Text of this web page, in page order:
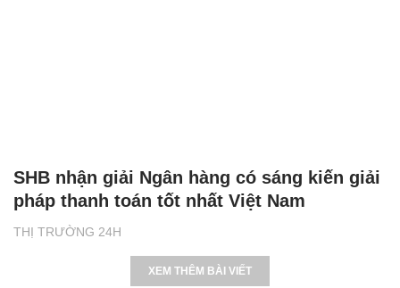
THỊ TRƯỜNG 24H
SHB nhận giải Ngân hàng có sáng kiến giải
pháp thanh toán tốt nhất Việt Nam
XEM THÊM BÀI VIẾT